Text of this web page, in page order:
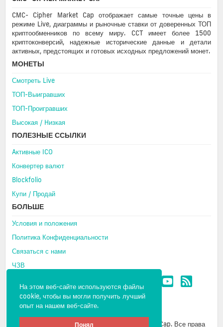
На этом веб-сайте используются файлы
cookie, чтобы вы могли получить лучший
опыт на нашем веб-сайте.
Понял
CMC- Cipher Market Cap отображает самые точные цены в
режиме Live, диаграммы и рыночные ставки от доверенных ТОП
криптообменников по всему миру. CCT имеет более 1500
криптоконверсий, надежные исторические данные и детали
активных, предстоящих и готовых исходных предложений монет.
МОНЕТЫ
Смотреть Live
ТОП-Выигравших
ТОП-Проигравших
Высокая / Hизкая
ПОЛЕЗНЫЕ ССЫЛКИ
Aктивные ICO
Конвертер валют
Blockfolio
Купи / Продай
БОЛЬШЕ
Условия и положения
Политика Конфиденциальности
Связаться с нами
ЧЗВ
Авторские права © 2026 CMC- Cipher Market Cap. Все права